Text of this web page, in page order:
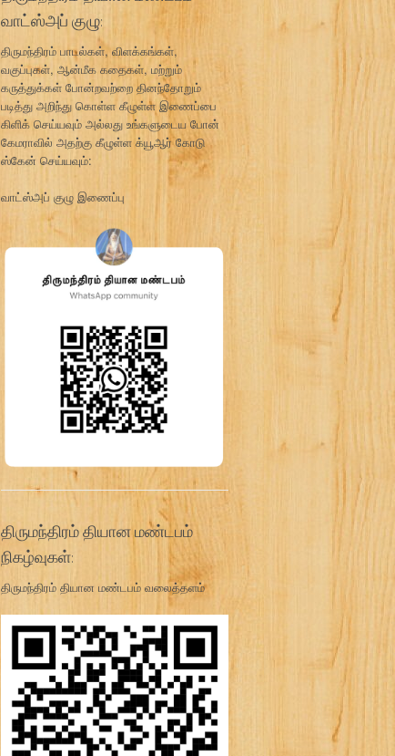
வாட்ஸ்அப் குழு:
திருமந்திரம் பாடல்கள், விளக்கங்கள்,
வகுப்புகள், ஆன்மீக கதைகள், மற்றும்
கருத்துக்கள் போன்றவற்றை தினந்தோறும்
படித்து அறிந்து கொள்ள கீழுள்ள இணைப்பை
கிளிக் செய்யவும் அல்லது உங்களுடைய போன்
கேமராவில் அதற்கு கீழுள்ள க்யூஆர் கோடு
ஸ்கேன் செய்யவும்:
வாட்ஸ்அப் குழு இணைப்பு
திருமந்திரம் தியான மண்டபம்
நிகழ்வுகள்:
திருமந்திரம் தியான மண்டபம் வலைத்தளம்